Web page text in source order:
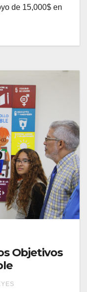
de 15,000$ en
Objetivos